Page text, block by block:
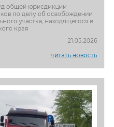
общей юрисдикции
по делу об освобождении
участка, находящегося в
края
21.05.2026
читать новость